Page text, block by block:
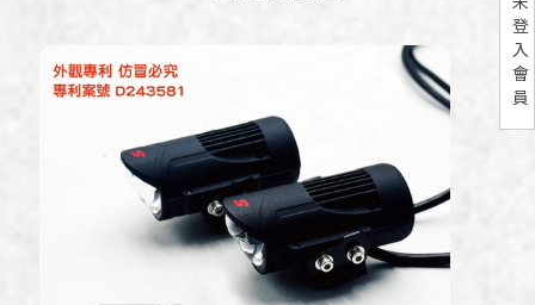
登
入
會
員